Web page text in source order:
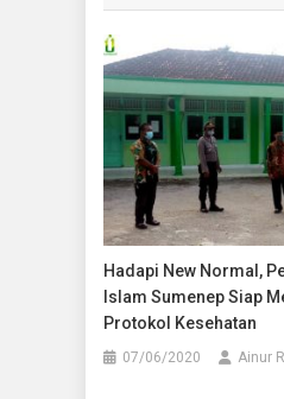
Hadapi New Normal,
Islam Sumenep Siap
Protokol Kesehatan
07/06/2020 Ainur